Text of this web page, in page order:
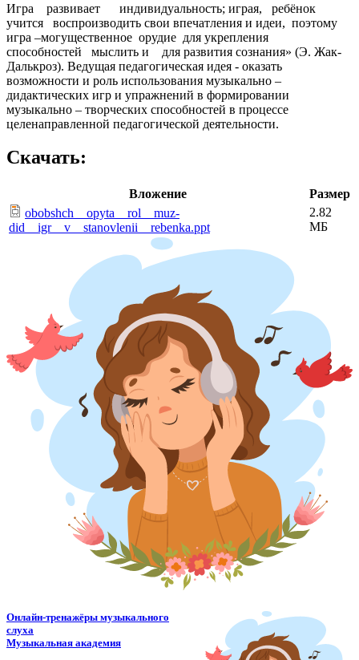
Игра развивает индивидуальность; играя, ребёнок
учится воспроизводить свои впечатления и идеи, поэтому
игра –могущественное орудие для укрепления
способностей мыслить и для развития сознания» (Э. Жак-
Далькроз). Ведущая педагогическая идея - оказать
возможности и роль использования музыкально –
дидактических игр и упражнений в формировании
музыкально – творческих способностей в процессе
целенаправленной педагогической деятельности.
Скачать:
Вложение
Размер
obobshch__opyta__rol__muz-
did__igr__v__stanovlenii__rebenka.ppt
2.82
МБ
Онлайн-тренажёры музыкального
слуха
Музыкальная академия